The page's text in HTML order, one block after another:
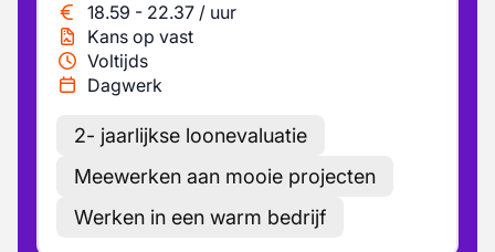
18.59 - 22.37 / uur
Kans op vast
Voltijds
Dagwerk
2- jaarlijkse loonevaluatie
Meewerken aan mooie projecten
Werken in een warm bedrijf